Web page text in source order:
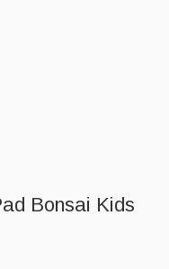
Bonsai Kids